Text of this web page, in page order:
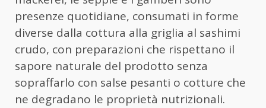
presenze quotidiane, consumati in forme
diverse dalla cottura alla griglia al sashimi
crudo, con preparazioni che rispettano il
sapore naturale del prodotto senza
sopraffarlo con salse pesanti o cotture che
ne degradano le proprietà nutrizionali.